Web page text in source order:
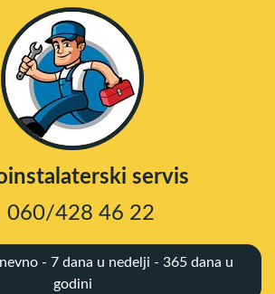
servis
060/428 46 22
- 7 dana u nedelji - 365 dana u
godini